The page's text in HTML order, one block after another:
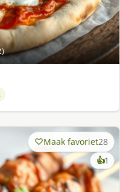
Maak favoriet28
👍1